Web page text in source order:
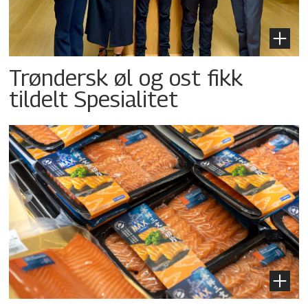
Trøndersk øl og ost fikk
tildelt Spesialitet